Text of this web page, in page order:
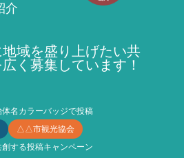
介
地域を盛り上げたい共
く募集しています！
名カラーバッジで投稿
△△市観光協会
する投稿キャンペーン